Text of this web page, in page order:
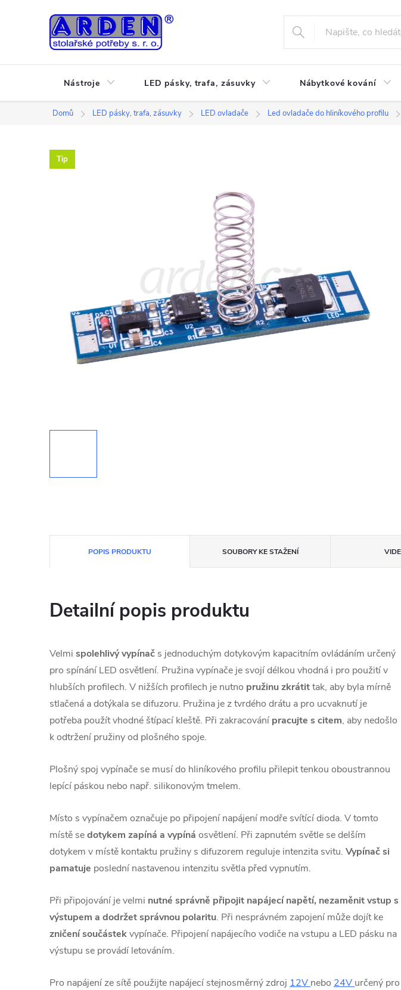
Nástroje LED pásky, trafa, zásuvky Nábytkové kování
Domů LED pásky, trafa, zásuvky LED ovladače Led ovladače do hliníkového profilu
Tip
POPIS PRODUKTU SOUBORY KE STAŽENÍ
Detailní popis produktu
Velmi spolehlivý vypínač s jednoduchým dotykovým kapacitním ovládáním určený
pro spínání LED osvětlení. Pružina vypínače je svojí délkou vhodná i pro použití v
hlubších profilech. V nižších profilech je nutno pružinu zkrátittak, aby byla mírně
stlačená a dotýkala se difuzoru. Pružina je z tvrdého drátu a pro ucvaknutí je
potřeba použít vhodné štípací kleště. Při zakracování pracujte s citem, aby nedošlo
k odtržení pružiny od plošného spoje.
Plošný spoj vypínače se musí do hliníkového profilu přilepit tenkou oboustrannou
lepící páskou nebo např. silikonovým tmelem.
Místo s vypínačem označuje po připojení napájení modře svítící dioda. V tomto
místě sedotykem zapíná a vypíná osvětlení. Při zapnutém světle se delším
dotykem v místě kontaktu pružiny s difuzorem reguluje intenzita svitu. Vypínač si
pamatuje poslední nastavenou intenzitu světla před vypnutím.
Při připojování je velmi nutné správně připojit napájecí napětí, nezaměnit vstup s
výstupem a dodržet správnou polaritu. Při nesprávném zapojení může dojít ke
zničení součástekvypínače. Připojení napájecího vodiče na vstupu a LED pásku na
výstupu se provádí letováním.
Pro napájení ze sítě použijte napájecí stejnosměrný zdroj 12V nebo 24V určený pro